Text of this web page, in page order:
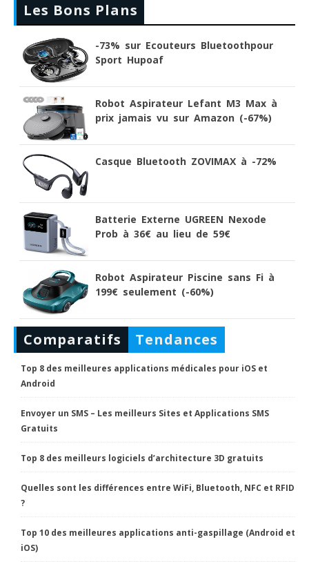
Les Bons Plans
-73% sur Ecouteurs Bluetoothpour
Sport Hupoaf
Robot Aspirateur Lefant M3 Max à
prix jamais vu sur Amazon (-67%)
Casque Bluetooth ZOVIMAX à -72%
Batterie Externe UGREEN Nexode
Prob à 36€ au lieu de 59€
Robot Aspirateur Piscine sans Fi à
199€ seulement (-60%)
Comparatifs Tendances
Top 8 des meilleures applications médicales pour iOS et
Android
Envoyer un SMS – Les meilleurs Sites et Applications SMS
Gratuits
Top 8 des meilleurs logiciels d’architecture 3D gratuits
Quelles sont les différences entre WiFi, Bluetooth, NFC et RFID
?
Top 10 des meilleures applications anti-gaspillage (Android et
iOS)